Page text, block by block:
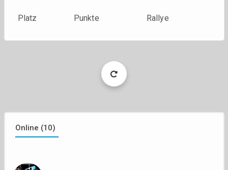
Platz Punkte Rallye
Load
More
Online (10)